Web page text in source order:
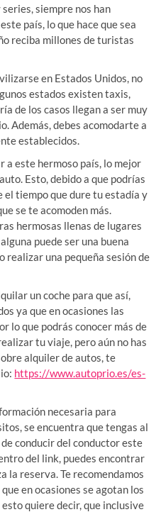
siempre nos han
país, lo que hace que sea
reciba millones de turistas
en Estados Unidos, no
estados existen taxis,
de los casos llegan a ser muy
Además, debes acomodarte a
establecidos.
a este hermoso país, lo mejor
Esto, debido a que podrías
el tiempo que dure tu estadía y
se te acomoden más.
hermosas llenas de lugares
puede ser una buena
realizar una pequeña sesión de
un coche para que así,
ya que en ocasiones las
lo que podrás conocer más de
tu viaje, pero aún no has
alquiler de autos, te
https://www.autoprio.es/es-
necesaria para
se encuentra que tengas al
conducir del conductor este
del link, puedes encontrar
la reserva. Te recomendamos
en ocasiones se agotan los
quiere decir, que inclusive